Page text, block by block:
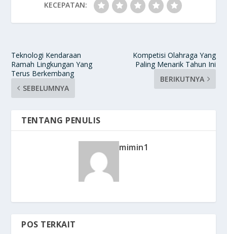
KECEPATAN:
Teknologi Kendaraan
Ramah Lingkungan Yang
Terus Berkembang
SEBELUMNYA
Kompetisi Olahraga Yang
Paling Menarik Tahun Ini
BERIKUTNYA
TENTANG PENULIS
mimin1
POS TERKAIT